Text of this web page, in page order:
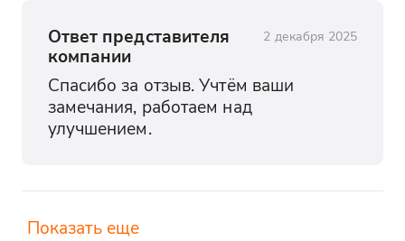
Ответ представителя
компании
2 декабря 2025
Спасибо за отзыв. Учтём ваши
замечания, работаем над
улучшением.
Показать еще